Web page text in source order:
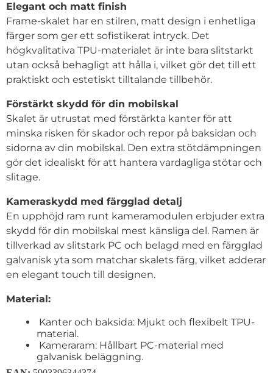
Elegant och matt finish
Frame-skalet har en stilren, matt design i enhetliga
färger som ger ett sofistikerat intryck. Det
högkvalitativa TPU-materialet är inte bara slitstarkt
utan också behagligt att hålla i, vilket gör det till ett
praktiskt och estetiskt tilltalande tillbehör.
Förstärkt skydd för din mobilskal
Skalet är utrustat med förstärkta kanter för att
minska risken för skador och repor på baksidan och
sidorna av din mobilskal. Den extra stötdämpningen
gör det idealiskt för att hantera vardagliga stötar och
slitage.
Kameraskydd med färgglad detalj
En upphöjd ram runt kameramodulen erbjuder extra
skydd för din mobilskal mest känsliga del. Ramen är
tillverkad av slitstark PC och belagd med en färgglad
galvanisk yta som matchar skalets färg, vilket adderar
en elegant touch till designen.
Material:
Kanter och baksida: Mjukt och flexibelt TPU-
material.
Kameraram: Hållbart PC-material med
galvanisk beläggning.